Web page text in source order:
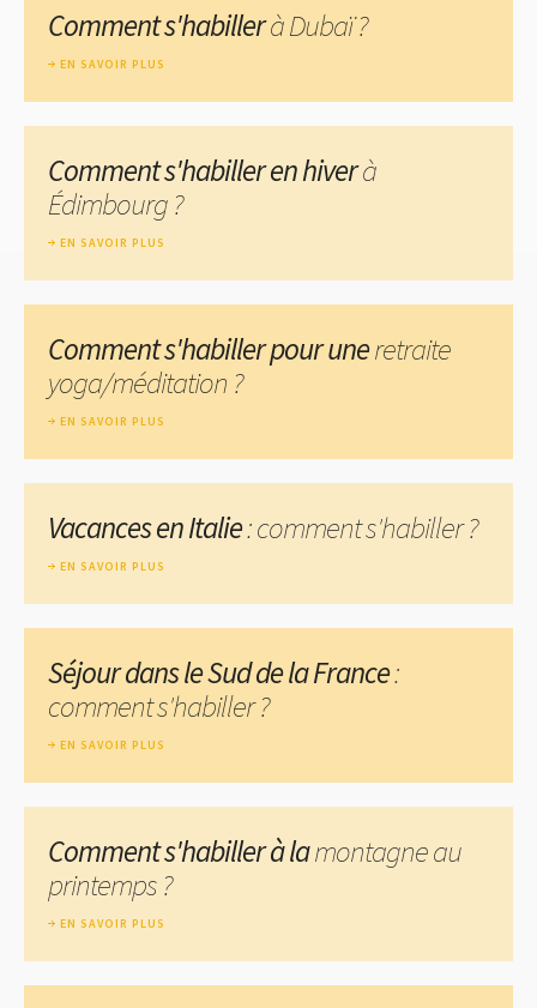
Comment s'habillerà Dubaï ?
EN SAVOIR PLUS
Comment s'habiller en hiverà
Édimbourg ?
EN SAVOIR PLUS
Comment s'habiller pour uneretraite
yoga/méditation ?
EN SAVOIR PLUS
Vacances en Italie: comment s'habiller ?
EN SAVOIR PLUS
Séjour dans le Sud de la France:
comment s'habiller ?
EN SAVOIR PLUS
Comment s'habiller à lamontagne au
printemps ?
EN SAVOIR PLUS